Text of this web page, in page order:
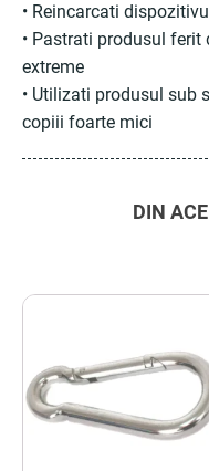
• Reincarcati
• Pastrati produsul
extreme
• Utilizati produsul sub
copiii foarte mici
DIN